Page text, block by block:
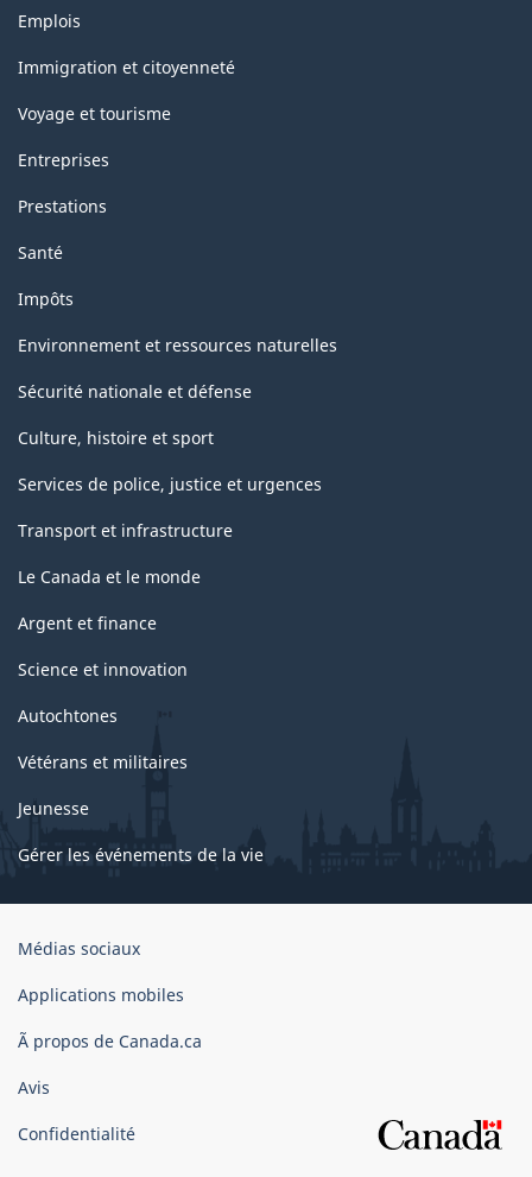
Thèmes
sujets
Emplois
Immigration et citoyenneté
Voyage et tourisme
Entreprises
Prestations
Santé
Impôts
Environnement et ressources naturelles
Sécurité nationale et défense
Culture, histoire et sport
Services de police, justice et urgences
Transport et infrastructure
Le Canada et le monde
Argent et finance
Science et innovation
Autochtones
Vétérans et militaires
Jeunesse
Gérer les événements de la vie
Organisation
gouvernement
Canada
Médias sociaux
Applications mobiles
Ã propos de Canada.ca
Avis
Confidentialité